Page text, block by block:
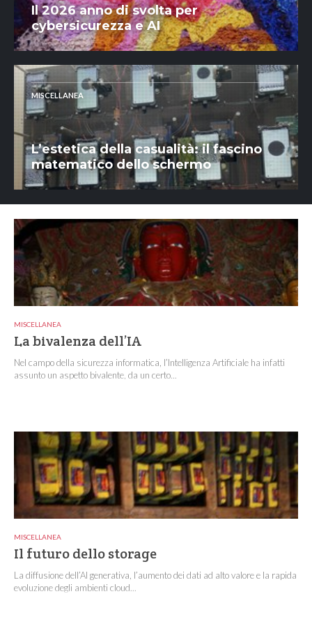
Il 2026 anno di svolta per
cybersicurezza e AI
MISCELLANEA
L’estetica della casualità: il fascino
matematico dello schermo
MISCELLANEA
La bivalenza dell’IA
Nel campo della sicurezza informatica, l’Intelligenza Artificiale ha infatti
assunto un aspetto bivalente, da un certo...
MISCELLANEA
Il futuro dello storage
La diffusione dell’AI generativa, l’aumento dei dati ad alto valore e la rapida
evoluzione degli ambienti cloud...